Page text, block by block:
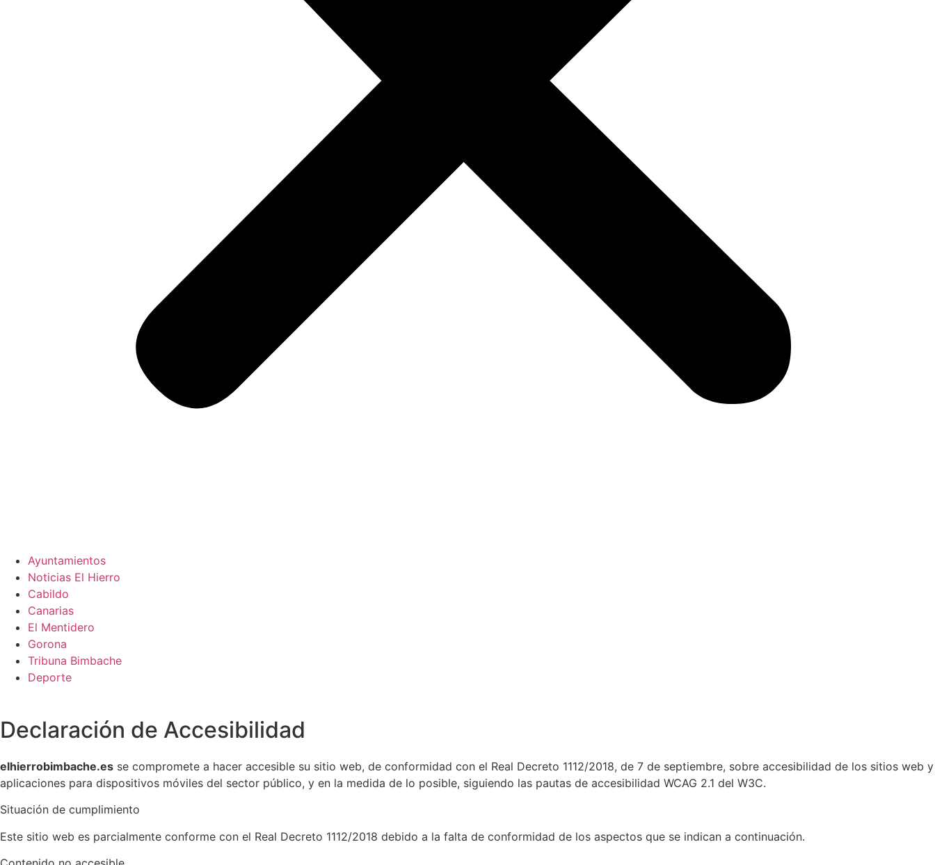
Ayuntamientos
Noticias El Hierro
Cabildo
Canarias
El Mentidero
Gorona
Tribuna Bimbache
Deporte
Declaración de Accesibilidad
elhierrobimbache.es se compromete a hacer accesible su sitio web, de conformidad con el Real Decreto 1112/2018, de 7 de septiembre, sobre accesibilidad de los sitios web y
aplicaciones para dispositivos móviles del sector público, y en la medida de lo posible, siguiendo las pautas de accesibilidad WCAG 2.1 del W3C.
Situación de cumplimiento
Este sitio web es parcialmente conforme con el Real Decreto 1112/2018 debido a la falta de conformidad de los aspectos que se indican a continuación.